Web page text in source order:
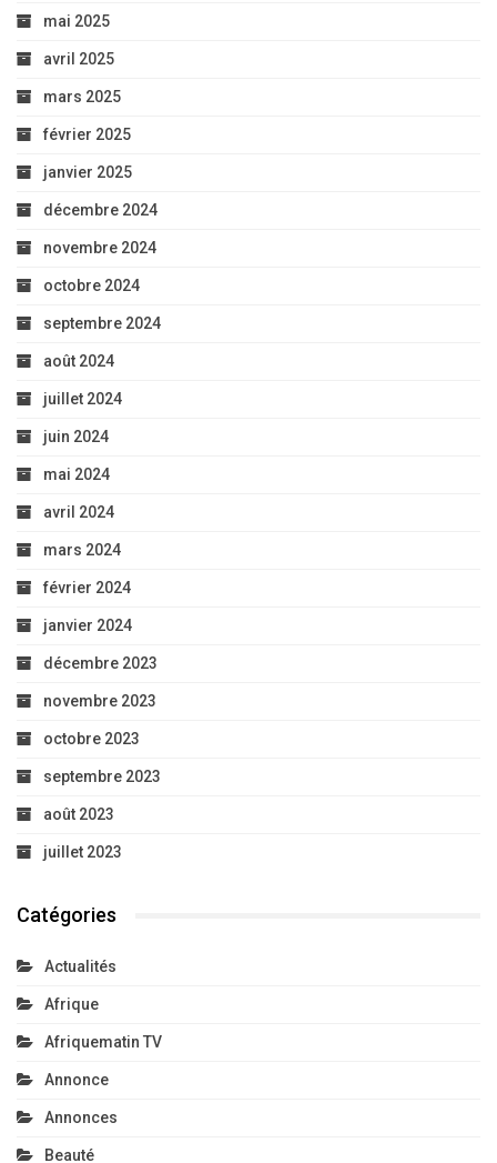
mai 2025
avril 2025
mars 2025
février 2025
janvier 2025
décembre 2024
novembre 2024
octobre 2024
septembre 2024
août 2024
juillet 2024
juin 2024
mai 2024
avril 2024
mars 2024
février 2024
janvier 2024
décembre 2023
novembre 2023
octobre 2023
septembre 2023
août 2023
juillet 2023
Catégories
Actualités
Afrique
Afriquematin TV
Annonce
Annonces
Beauté